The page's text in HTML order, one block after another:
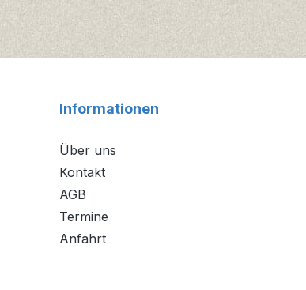
Informationen
Über uns
Kontakt
AGB
Termine
Anfahrt